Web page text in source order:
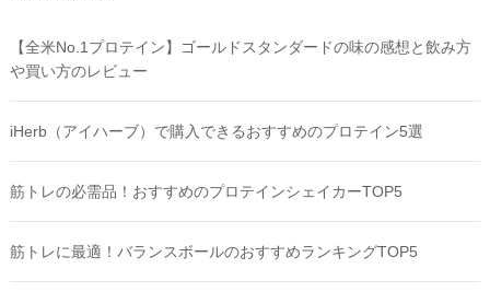
【全米No.1プロテイン】ゴールドスタンダードの味の感想と飲み方
や買い方のレビュー
iHerb（アイハーブ）で購入できるおすすめのプロテイン5選
筋トレの必需品！おすすめのプロテインシェイカーTOP5
筋トレに最適！バランスボールのおすすめランキングTOP5